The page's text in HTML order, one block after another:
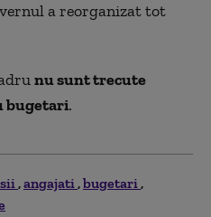
a reorganizat tot
nu sunt trecute
bugetari.
angajati bugetari